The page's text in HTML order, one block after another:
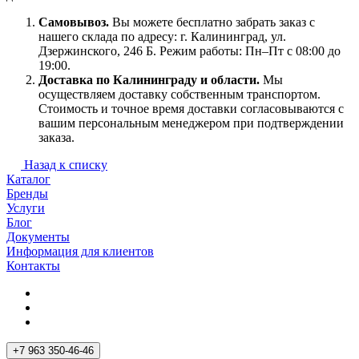
Самовывоз. Вы можете бесплатно забрать заказ с
нашего склада по адресу: г. Калининград, ул.
Дзержинского, 246 Б. Режим работы: Пн–Пт с 08:00 до
19:00.
Доставка по Калининграду и области. Мы
осуществляем доставку собственным транспортом.
Стоимость и точное время доставки согласовываются с
вашим персональным менеджером при подтверждении
заказа.
Назад к списку
Каталог
Бренды
Услуги
Блог
Документы
Информация для клиентов
Контакты
+7 963 350-46-46